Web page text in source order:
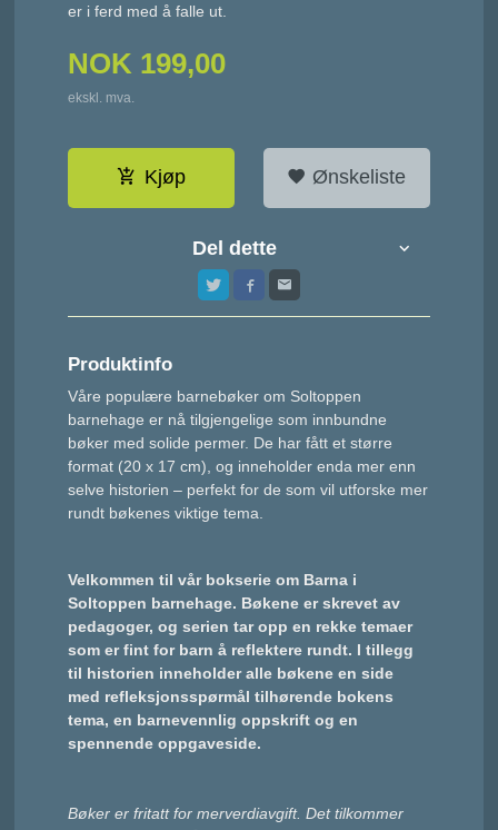
er i ferd med å falle ut.
NOK 199,00
ekskl. mva.
Kjøp Ønskeliste
Del dette
Produktinfo
Våre populære barnebøker om Soltoppen
barnehage er nå tilgjengelige som innbundne
bøker med solide permer. De har fått et større
format (20 x 17 cm), og inneholder enda mer enn
selve historien – perfekt for de som vil utforske mer
rundt bøkenes viktige tema.
Velkommen til vår bokserie om Barna i
Soltoppen barnehage. Bøkene er skrevet av
pedagoger, og serien tar opp en rekke temaer
som er fint for barn å reflektere rundt. I tillegg
til historien inneholder alle bøkene en side
med refleksjonsspørmål tilhørende bokens
tema, en barnevennlig oppskrift og en
spennende oppgaveside.
Bøker er fritatt for merverdiavgift. Det tilkommer